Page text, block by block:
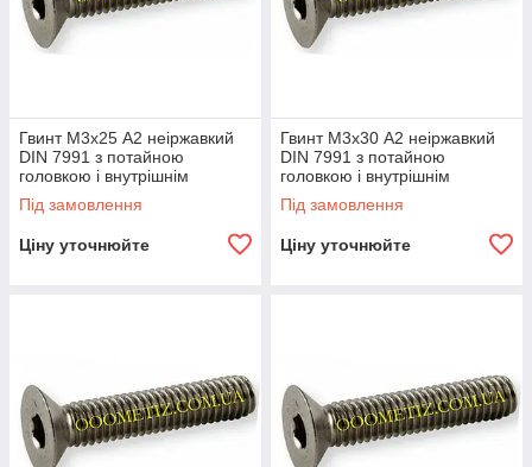
Гвинт М3х25 А2 неіржавкий
DIN 7991 з потайною
головкою і внутрішнім
шестигранником
Під замовлення
Ціну уточнюйте
Гвинт М3х30 А2 неіржавкий
DIN 7991 з потайною
головкою і внутрішнім
шестигранником
Під замовлення
Ціну уточнюйте